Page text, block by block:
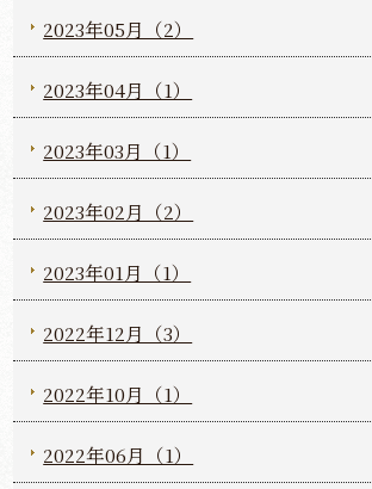
2023年05月（2）
2023年04月（1）
2023年03月（1）
2023年02月（2）
2023年01月（1）
2022年12月（3）
2022年10月（1）
2022年06月（1）